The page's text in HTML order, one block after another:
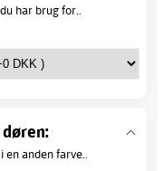
har brug for..
en anden farve..